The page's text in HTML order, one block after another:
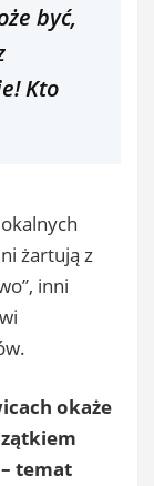
być,
Kto
żartują z
inni
okaże
temat